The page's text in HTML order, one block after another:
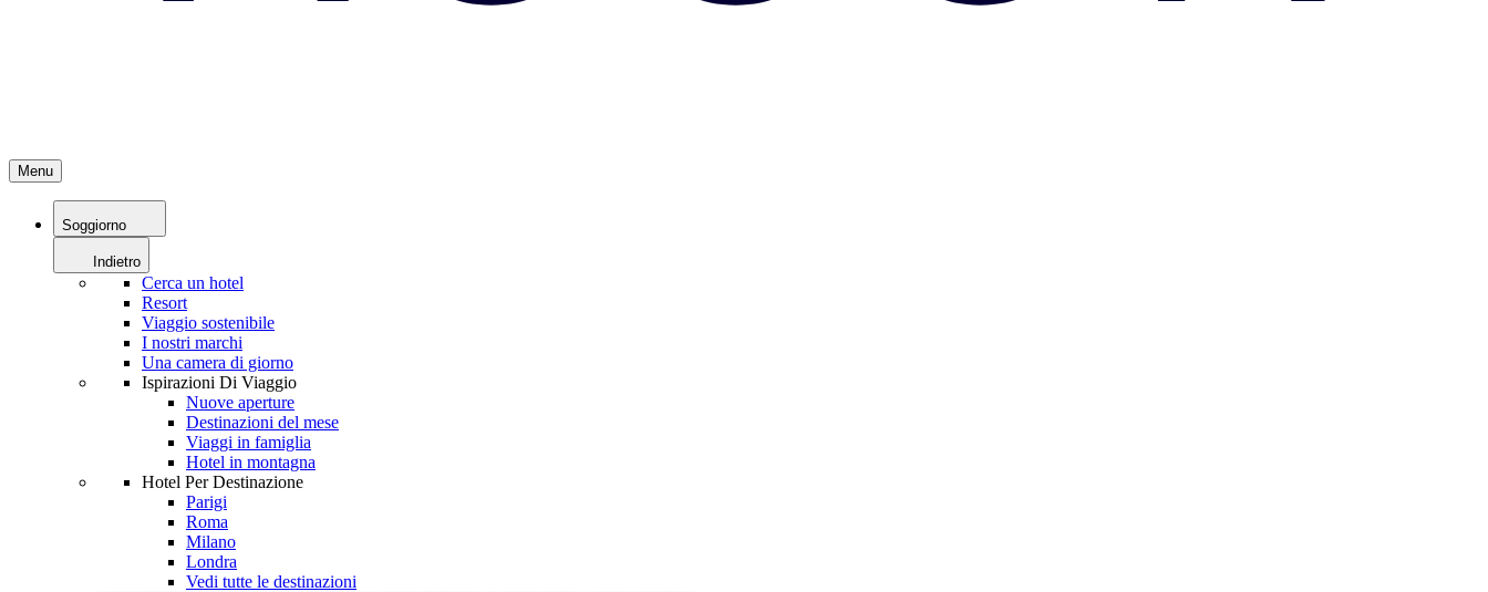
Menu
Soggiorno
Indietro
Cerca un hotel
Resort
Viaggio sostenibile
I nostri marchi
Una camera di giorno
Ispirazioni Di Viaggio
Nuove aperture
Destinazioni del mese
Viaggi in famiglia
Hotel in montagna
Hotel Per Destinazione
Parigi
Roma
Milano
Londra
Vedi tutte le destinazioni